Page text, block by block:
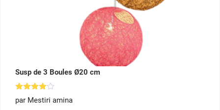
Susp de 3 Boules Ø20 cm
Note
sur 5
par Mestiri amina